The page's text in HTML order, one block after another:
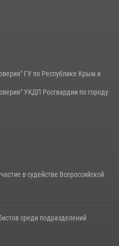
ГУ по Республике Крым и
УКДП Росгвардии по городу
в судействе Всероссийской
среди подразделений